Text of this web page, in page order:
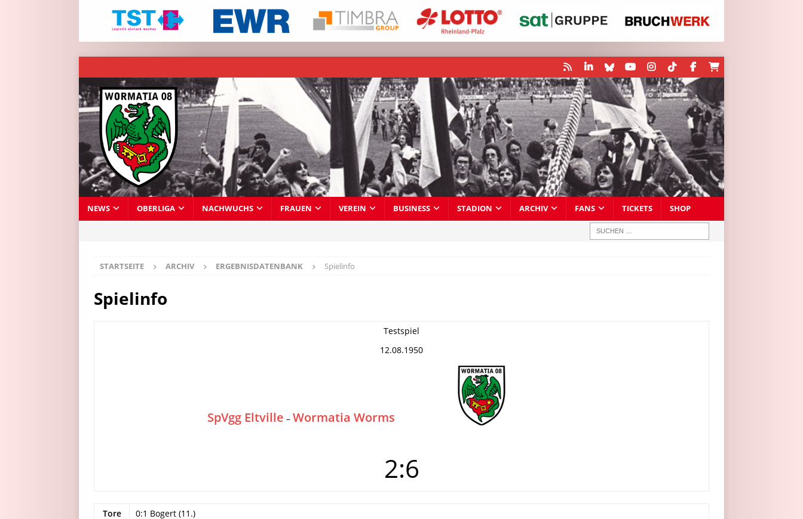
NEWS OBERLIGA NACHWUCHS FRAUEN VEREIN BUSINESS STADION ARCHIV FANS TICKETS SHOP
STARTSEITE ARCHIV ERGEBNISDATENBANK Spielinfo
Spielinfo
Testspiel
12.08.1950
SpVgg Eltville – Wormatia Worms
2:6
Tore
0:1 Bogert (11.)